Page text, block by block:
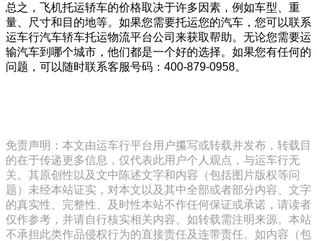
总之，飞机托运轿车的价格取决于许多因素，例如车型、重
量、尺寸和目的地等。如果您需要托运您的汽车，您可以联系
运车行汽车轿车托运物流平台公司来获取帮助。无论您需要运
输汽车到哪个城市，他们都是一个好的选择。如果您有任何的
问题，可以随时联系客服号码：400-879-0958。
免责声明：本文由运车行平台用户攥写或转载并发布，转载目
的在于传递更多信息，仅代表此用户个人观点，与运车行无
关。其原创性以及文中陈述文字和内容（包括图片版权等问
题）未经本站证实，对本文以及其中全部或者部分内容、文字
的真实性、完整性、及时性本站不作任何保证或承诺，请读者
仅作参考，并请自行核实相关内容。如转载需注明来源。本站
不承担此类作品侵权行为的直接责任及连带责任。如内容（包